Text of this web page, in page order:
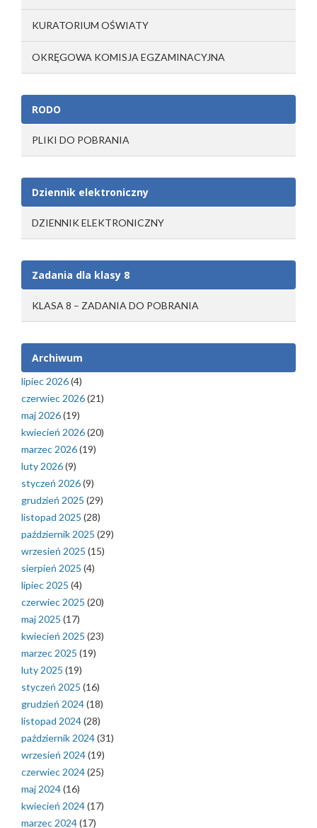
KURATORIUM OŚWIATY
OKRĘGOWA KOMISJA EGZAMINACYJNA
RODO
PLIKI DO POBRANIA
Dziennik elektroniczny
DZIENNIK ELEKTRONICZNY
Zadania dla klasy 8
KLASA 8 – ZADANIA DO POBRANIA
Archiwum
lipiec 2026(4)
czerwiec 2026(21)
maj 2026(19)
kwiecień 2026(20)
marzec 2026(19)
luty 2026(9)
styczeń 2026(9)
grudzień 2025 (29)
listopad 2025 (28)
październik 2025 (29)
wrzesień 2025 (15)
sierpień 2025 (4)
lipiec 2025 (4)
czerwiec 2025 (20)
maj 2025 (17)
kwiecień 2025 (23)
marzec 2025 (19)
luty 2025 (19)
styczeń 2025 (16)
grudzień 2024(18)
listopad 2024(28)
październik 2024(31)
wrzesień 2024(19)
czerwiec 2024(25)
maj 2024(16)
kwiecień 2024(17)
marzec 2024(17)